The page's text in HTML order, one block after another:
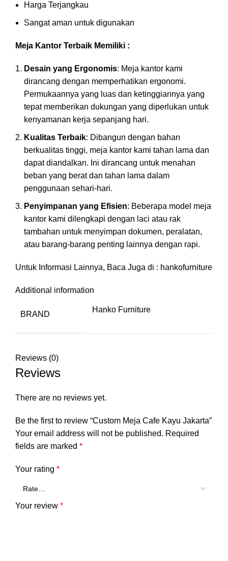
Harga Terjangkau
Sangat aman untuk digunakan
Meja Kantor Terbaik Memiliki :
Desain yang Ergonomis: Meja kantor kami
dirancang dengan memperhatikan ergonomi.
Permukaannya yang luas dan ketinggiannya yang
tepat memberikan dukungan yang diperlukan untuk
kenyamanan kerja sepanjang hari.
Kualitas Terbaik: Dibangun dengan bahan
berkualitas tinggi, meja kantor kami tahan lama dan
dapat diandalkan. Ini dirancang untuk menahan
beban yang berat dan tahan lama dalam
penggunaan sehari-hari.
Penyimpanan yang Efisien: Beberapa model meja
kantor kami dilengkapi dengan laci atau rak
tambahan untuk menyimpan dokumen, peralatan,
atau barang-barang penting lainnya dengan rapi.
Untuk Informasi Lainnya, Baca Juga di : hankofurniture
Additional information
BRAND
Hanko Furniture
Reviews (0)
Reviews
There are no reviews yet.
Be the first to review “Custom Meja Cafe Kayu Jakarta”
Your email address will not be published. Required
fields are marked *
Your rating *
Your review *